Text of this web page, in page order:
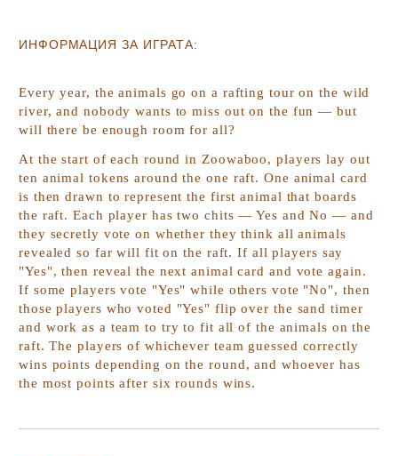
ИНФОРМАЦИЯ ЗА ИГРАТА:
Every year, the animals go on a rafting tour on the wild
river, and nobody wants to miss out on the fun — but
will there be enough room for all?
At the start of each round in Zoowaboo, players lay out
ten animal tokens around the one raft. One animal card
is then drawn to represent the first animal that boards
the raft. Each player has two chits — Yes and No — and
they secretly vote on whether they think all animals
revealed so far will fit on the raft. If all players say
"Yes", then reveal the next animal card and vote again.
If some players vote "Yes" while others vote "No", then
those players who voted "Yes" flip over the sand timer
and work as a team to try to fit all of the animals on the
raft. The players of whichever team guessed correctly
wins points depending on the round, and whoever has
the most points after six rounds wins.